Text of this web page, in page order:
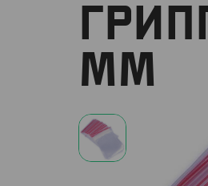
ММ